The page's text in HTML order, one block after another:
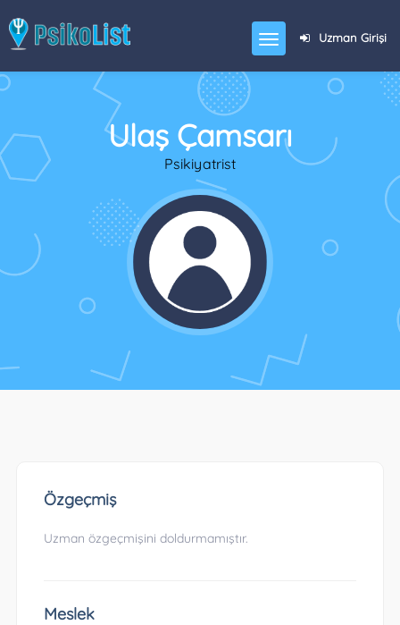
Uzman Girişi
Ulaş Çamsarı
Psikiyatrist
Özgeçmiş
Uzman özgeçmişini doldurmamıştır.
Meslek